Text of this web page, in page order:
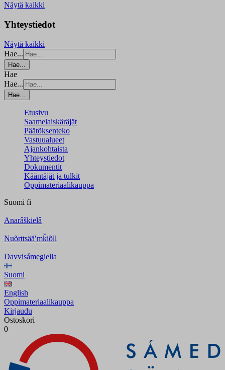
Näytä kaikki
Yhteystiedot
Näytä kaikki
Hae...
Hae...
Hae
Hae...
Hae...
Etusivu
Saamelaiskäräjät
Päätöksenteko
Vastuualueet
Ajankohtaista
Yhteystiedot
Dokumentit
Kääntäjät ja tulkit
Oppimateriaalikauppa
Suomi fi
Anarâškielâ
Nuõrttsääʹmǩiõll
Davvisámegiella
Suomi
English
Oppimateriaalikauppa
Kirjaudu
Ostoskori
0